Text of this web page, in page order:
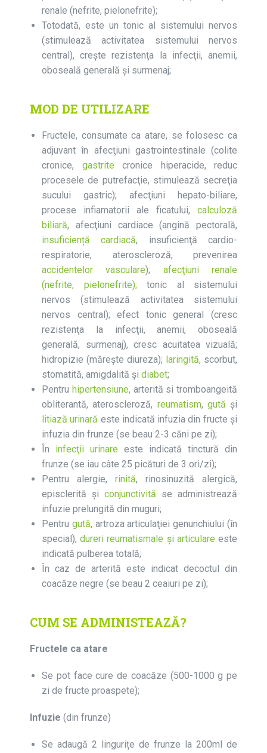
renale (nefrite, pielonefrite);
Totodată, este un tonic al sistemului nervos
(stimulează activitatea sistemului nervos
central), crește rezistenţa la infecţii, anemii,
oboseală generală și surmenaj;
MOD DE UTILIZARE
Fructele, consumate ca atare, se folosesc ca
adjuvant în afecţiuni gastrointestinale (colite
cronice, gastrite cronice hiperacide, reduc
procesele de putrefacţie, stimulează secreţia
sucului gastric); afecţiuni hepato-biliare,
procese infiamatorii ale ficatului, calculoză
biliară, afecţiuni cardiace (angină pectorală,
insuficiență cardiacă, insuficienţă cardio-
respiratorie, ateroscleroză, prevenirea
accidentelor vasculare); afecţiuni renale
(nefrite, pielonefrite);tonic al sistemului
nervos (stimulează activitatea sistemului
nervos central); efect tonic general (cresc
rezistenţa la infecţii, anemii, oboseală
generală, surmenaj), cresc acuitatea vizuală;
hidropizie (mărește diureza); laringită, scorbut,
stomatită, amigdalită și diabet;
Pentru hipertensiune, arterită si tromboangeită
obliterantă, ateroscleroză, reumatism, gută și
litiază urinară este indicată infuzia din fructe şi
infuzia din frunze (se beau 2-3 căni pe zi);
În infecţii urinare este indicată tinctură din
frunze (se iau câte 25 picături de 3 ori/zi);
Pentru alergie, rinită, rinosinuzită alergică,
episclerită și conjunctivită se administrează
infuzie prelungită din muguri;
Pentru gută, artroza articulaţiei genunchiului (în
special), dureri reumatismale şi articulare este
indicată pulberea totală;
În caz de arterită este indicat decoctul din
coacăze negre (se beau 2 ceaiuri pe zi);
CUM SE ADMINISTEAZĂ?
Fructele ca atare
Se pot face cure de coacăze (500-1000 g pe
zi de fructe proaspete);
Infuzie (din frunze)
Se adaugă 2 lingurițe de frunze la 200ml de